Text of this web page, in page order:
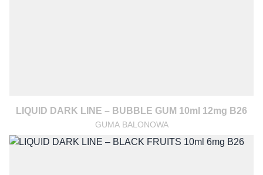
LIQUID DARK LINE – BUBBLE GUM 10ml 12mg B26
GUMA BALONOWA